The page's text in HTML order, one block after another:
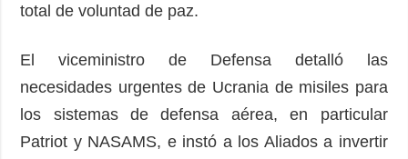
total de voluntad de paz.
El viceministro de Defensa detalló las
necesidades urgentes de Ucrania de misiles para
los sistemas de defensa aérea, en particular
Patriot y NASAMS, e instó a los Aliados a invertir